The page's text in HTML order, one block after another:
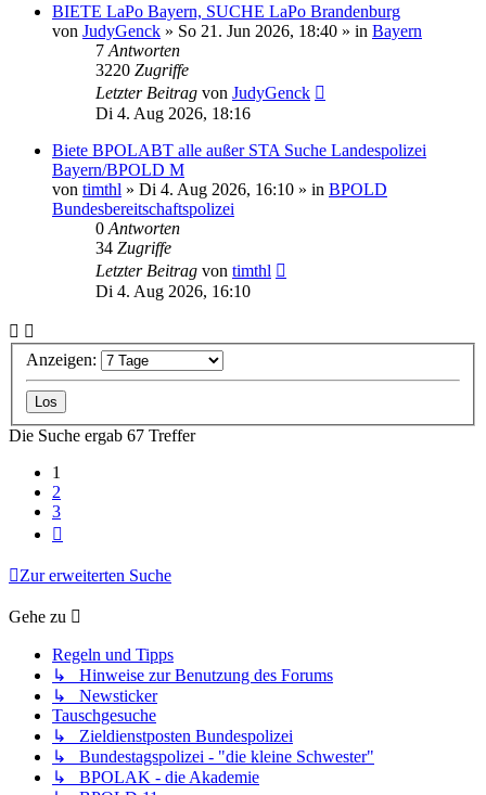
BIETE LaPo Bayern, SUCHE LaPo Brandenburg
von JudyGenck » So 21. Jun 2026, 18:40 » in Bayern
7 Antworten
3220 Zugriffe
Letzter Beitrag von JudyGenck
Di 4. Aug 2026, 18:16
Biete BPOLABT alle außer STA Suche Landespolizei
Bayern/BPOLD M
von timthl » Di 4. Aug 2026, 16:10 » in BPOLD
Bundesbereitschaftspolizei
0 Antworten
34 Zugriffe
Letzter Beitrag von timthl
Di 4. Aug 2026, 16:10
Anzeigen:
Die Suche ergab 67 Treffer
1
2
3
Zur erweiterten Suche
Gehe zu
Regeln und Tipps
↳ Hinweise zur Benutzung des Forums
↳ Newsticker
Tauschgesuche
↳ Zieldienstposten Bundespolizei
↳ Bundestagspolizei - "die kleine Schwester"
↳ BPOLAK - die Akademie